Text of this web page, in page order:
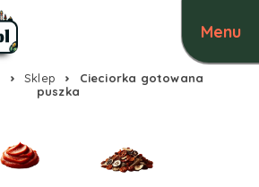
Sklep
Cieciorka gotowana
puszka